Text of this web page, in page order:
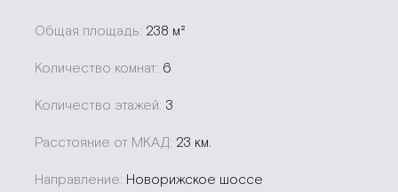
Общая площадь: 238 м²
Количество комнат: 6
Количество этажей: 3
Расстояние от МКАД: 23 км.
Направление: Новорижское шоссе